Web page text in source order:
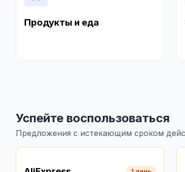
Продукты и еда
Успейте воспользоваться
Предложения с истекающим сроком